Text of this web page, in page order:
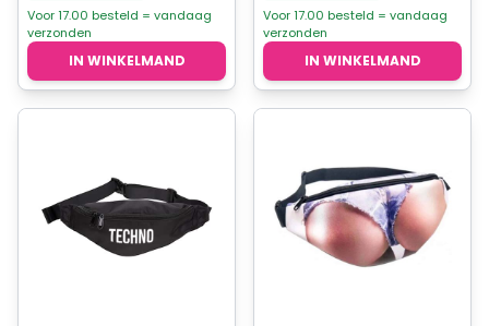
was:
€6,95.
is:
€5,56.
Voor 17.00 besteld = vandaag
verzonden
IN WINKELMAND
Voor 17.00 besteld = vandaag
verzonden
IN WINKELMAND